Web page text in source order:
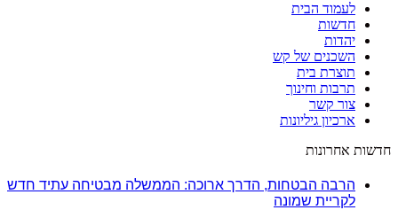
לעמוד הבית
חדשות
יהדות
השכנים של קש
תוצרת בית
תרבות וחינוך
צור קשר
ארכיון גיליונות
חדשות אחרונות
הרבה הבטחות, הדרך ארוכה: הממשלה מבטיחה עתיד חדש
לקריית שמונה